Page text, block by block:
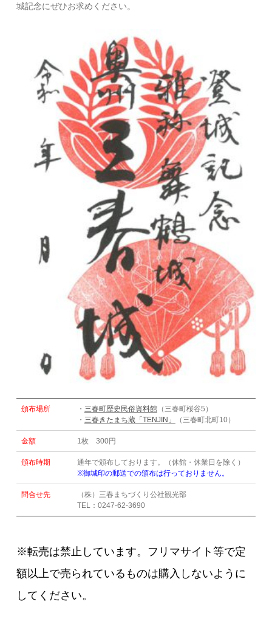
城記念にぜひお求めください。
頒布場所 ・ 三春町歴史民俗資料館（三春町桜谷5）
・ 三春きたまち蔵「TENJIN」 （三春町北町10）
金額 1枚 300円
頒布時期
通年で頒布しております。（休館・休業日を除く）
※御城印の郵送での頒布は行っておりません。
問合せ先
（株）三春まちづくり公社観光部
TEL：0247-62-3690
※転売は禁止しています。フリマサイト等で定
額以上で売られているものは購入しないように
してください。